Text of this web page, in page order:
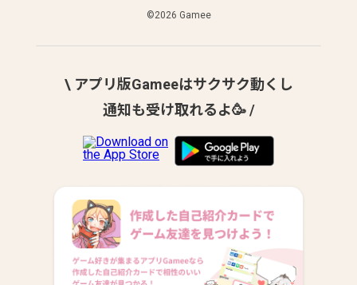
©︎2026 Gamee
\ アプリ版Gameeはサクサク動くし
通知も受け取れるよ🥳 /